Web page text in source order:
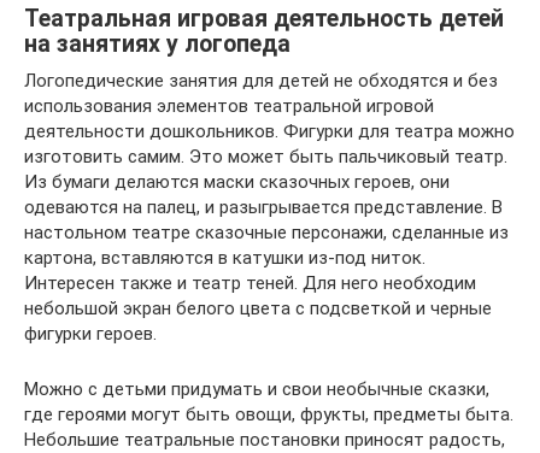
Театральная игровая деятельность детей
на занятиях у логопеда
Логопедические занятия для детей не обходятся и без
использования элементов театральной игровой
деятельности дошкольников. Фигурки для театра можно
изготовить самим. Это может быть пальчиковый театр.
Из бумаги делаются маски сказочных героев, они
одеваются на палец, и разыгрывается представление. В
настольном театре сказочные персонажи, сделанные из
картона, вставляются в катушки из-под ниток.
Интересен также и театр теней. Для него необходим
небольшой экран белого цвета с подсветкой и черные
фигурки героев.
Можно с детьми придумать и свои необычные сказки,
где героями могут быть овощи, фрукты, предметы быта.
Небольшие театральные постановки приносят радость,